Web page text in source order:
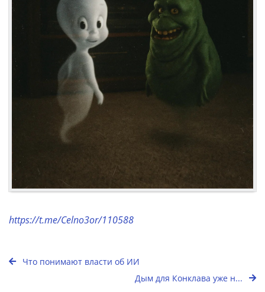
https://t.me/Celno3or/110588
Что понимают власти об ИИ
Дым для Конклава уже н...